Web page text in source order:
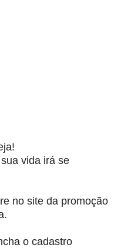
vida irá se
no site da promoção
o cadastro